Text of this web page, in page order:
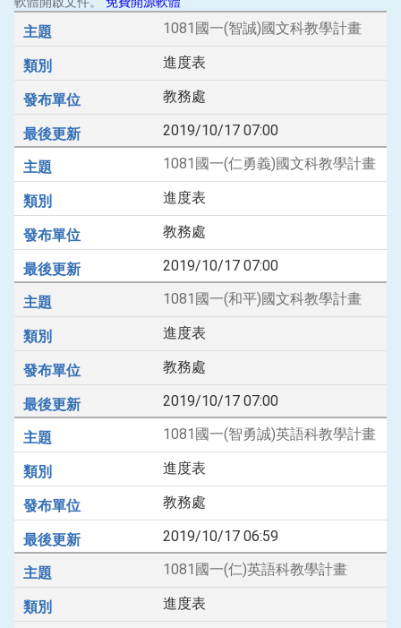
1081國一(智誠)國文科教學計畫
進度表
教務處
2019/10/17 07:00
1081國一(仁勇義)國文科教學計畫
進度表
教務處
2019/10/17 07:00
1081國一(和平)國文科教學計畫
進度表
教務處
2019/10/17 07:00
1081國一(智勇誠)英語科教學計畫
進度表
教務處
2019/10/17 06:59
1081國一(仁)英語科教學計畫
進度表